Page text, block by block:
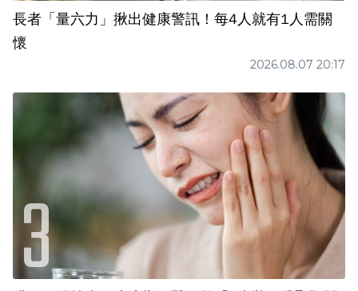
長者「量六力」揪出健康警訊！每4人就有1人需關
懷
2026.08.07 20:17